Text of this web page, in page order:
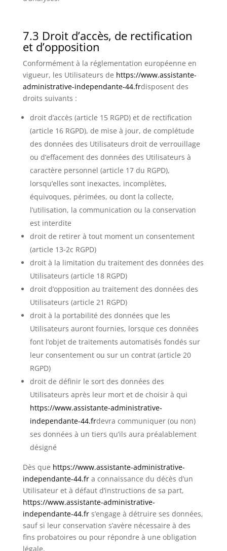
7.3 Droit d’accès, de rectification
et d’opposition
Conformément à la réglementation européenne en
vigueur, les Utilisateurs de https://www.assistante-
administrative-independante-44.frdisposent des
droits suivants :
droit d’accès (article 15 RGPD) et de rectification
(article 16 RGPD), de mise à jour, de complétude
des données des Utilisateurs droit de verrouillage
ou d’effacement des données des Utilisateurs à
caractère personnel (article 17 du RGPD),
lorsqu’elles sont inexactes, incomplètes,
équivoques, périmées, ou dont la collecte,
l’utilisation, la communication ou la conservation
est interdite
droit de retirer à tout moment un consentement
(article 13-2c RGPD)
droit à la limitation du traitement des données des
Utilisateurs (article 18 RGPD)
droit d’opposition au traitement des données des
Utilisateurs (article 21 RGPD)
droit à la portabilité des données que les
Utilisateurs auront fournies, lorsque ces données
font l’objet de traitements automatisés fondés sur
leur consentement ou sur un contrat (article 20
RGPD)
droit de définir le sort des données des
Utilisateurs après leur mort et de choisir à qui
https://www.assistante-administrative-
independante-44.frdevra communiquer (ou non)
ses données à un tiers qu’ils aura préalablement
désigné
Dès que https://www.assistante-administrative-
independante-44.fra connaissance du décès d’un
Utilisateur et à défaut d’instructions de sa part,
https://www.assistante-administrative-
independante-44.frs’engage à détruire ses données,
sauf si leur conservation s’avère nécessaire à des
fins probatoires ou pour répondre à une obligation
légale.